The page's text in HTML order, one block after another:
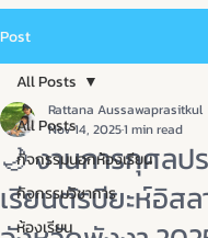
Post
All Posts
กิจกรรมนอกห้องเรียน
กิจกรรมวิชาการ
ห้องเรียน
All Posts
🌙 งานการกุศลป
เรียนตัรบียะห์อิส
Rattana Aussawaprasitkul
Nov 14, 20251 min read